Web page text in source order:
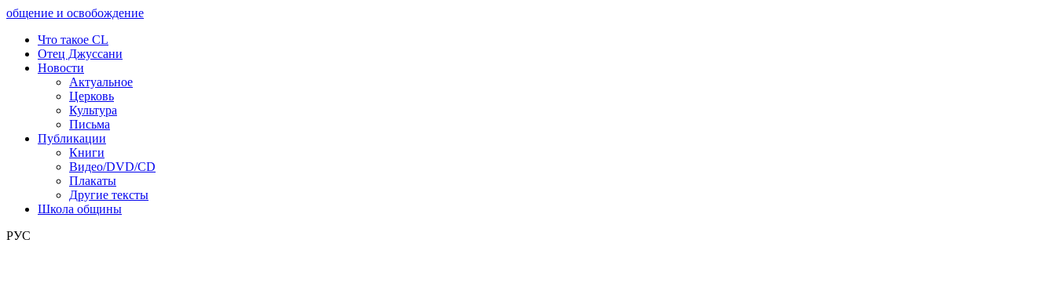
общение и освобождение
Что такое CL
Отец Джуссани
Новости
Актуальное
Церковь
Культура
Письма
Публикации
Книги
Видео/DVD/CD
Плакаты
Другие тексты
Школа общины
РУС